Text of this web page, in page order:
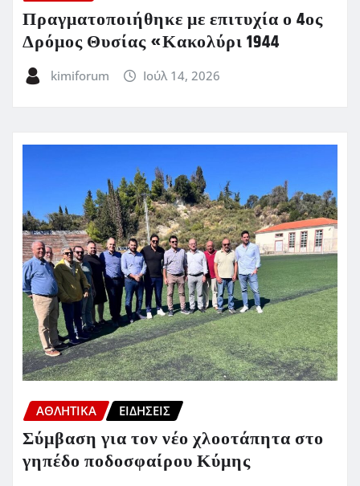
Πραγματοποιήθηκε με επιτυχία ο 4ος
Δρόμος Θυσίας «Κακολύρι 1944
kimiforum Ιούλ 14, 2026
ΑΘΛΗΤΙΚΑ ΕΙΔΗΣΕΙΣ
Σύμβαση για τον νέο χλοοτάπητα στο
γηπέδο ποδοσφαίρου Κύμης